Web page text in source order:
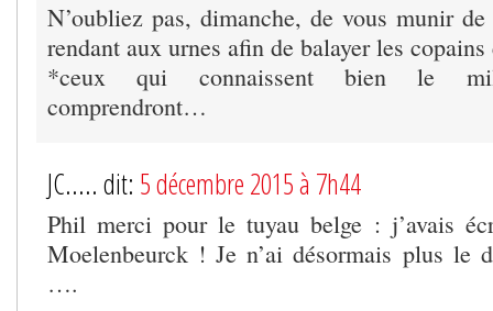
N’oubliez pas, dimanche, de vous munir
rendant aux urnes afin de balayer les
*ceux qui connaissent bien le
comprendront…
JC..... dit: 5 décembre 2015 à 7h44
Phil merci pour le tuyau belge : j’avais
Moelenbeurck ! Je n’ai désormais plus le
….